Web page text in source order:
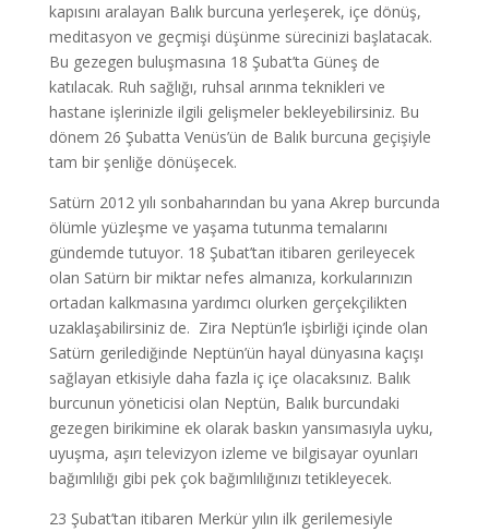
kapısını aralayan Balık burcuna yerleşerek, içe dönüş,
meditasyon ve geçmişi düşünme sürecinizi başlatacak.
Bu gezegen buluşmasına 18 Şubat’ta Güneş de
katılacak. Ruh sağlığı, ruhsal arınma teknikleri ve
hastane işlerinizle ilgili gelişmeler bekleyebilirsiniz. Bu
dönem 26 Şubatta Venüs’ün de Balık burcuna geçişiyle
tam bir şenliğe dönüşecek.
Satürn 2012 yılı sonbaharından bu yana Akrep burcunda
ölümle yüzleşme ve yaşama tutunma temalarını
gündemde tutuyor. 18 Şubat’tan itibaren gerileyecek
olan Satürn bir miktar nefes almanıza, korkularınızın
ortadan kalkmasına yardımcı olurken gerçekçilikten
uzaklaşabilirsiniz de. Zira Neptün’le işbirliği içinde olan
Satürn gerilediğinde Neptün’ün hayal dünyasına kaçışı
sağlayan etkisiyle daha fazla iç içe olacaksınız. Balık
burcunun yöneticisi olan Neptün, Balık burcundaki
gezegen birikimine ek olarak baskın yansımasıyla uyku,
uyuşma, aşırı televizyon izleme ve bilgisayar oyunları
bağımlılığı gibi pek çok bağımlılığınızı tetikleyecek.
23 Şubat’tan itibaren Merkür yılın ilk gerilemesiyle